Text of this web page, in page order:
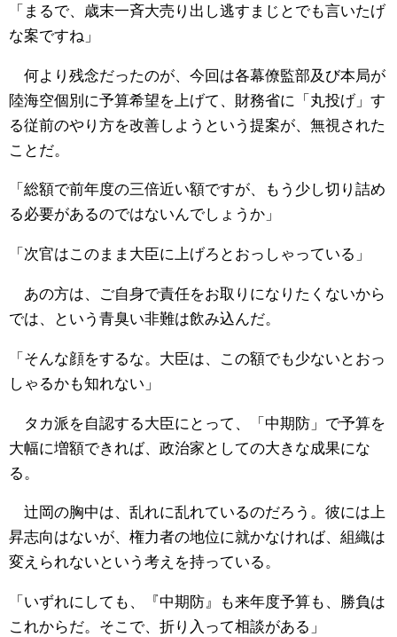
「まるで、歳末一斉大売り出し逃すまじとでも言いたげ
な案ですね」
何より残念だったのが、今回は各幕僚監部及び本局が
陸海空個別に予算希望を上げて、財務省に「丸投げ」す
る従前のやり方を改善しようという提案が、無視された
ことだ。
「総額で前年度の三倍近い額ですが、もう少し切り詰め
る必要があるのではないんでしょうか」
「次官はこのまま大臣に上げろとおっしゃっている」
あの方は、ご自身で責任をお取りになりたくないから
では、という青臭い非難は飲み込んだ。
「そんな顔をするな。大臣は、この額でも少ないとおっ
しゃるかも知れない」
タカ派を自認する大臣にとって、「中期防」で予算を
大幅に増額できれば、政治家としての大きな成果にな
る。
辻岡の胸中は、乱れに乱れているのだろう。彼には上
昇志向はないが、権力者の地位に就かなければ、組織は
変えられないという考えを持っている。
「いずれにしても、『中期防』も来年度予算も、勝負は
これからだ。そこで、折り入って相談がある」